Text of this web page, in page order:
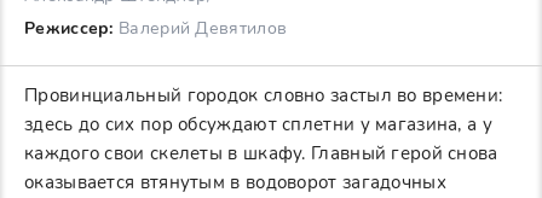
Режиссер: Валерий Девятилов
Провинциальный городок словно застыл во времени:
здесь до сих пор обсуждают сплетни у магазина, а у
каждого свои скелеты в шкафу. Главный герой снова
оказывается втянутым в водоворот загадочных